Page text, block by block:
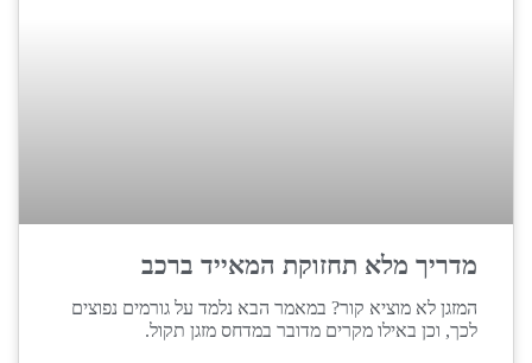
מדריך מלא תחזוקת המאייד ברכב
המזגן לא מוציא קור? במאמר הבא נלמד על גורמים נפוצים
לכך, וכן באילו מקרים מדובר במדחס מזגן תקול.